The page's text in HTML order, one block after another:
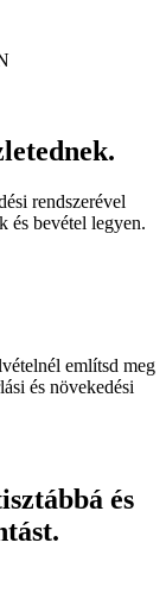
rendszerével
és bevétel legyen.
említsd meg
és növekedési
és